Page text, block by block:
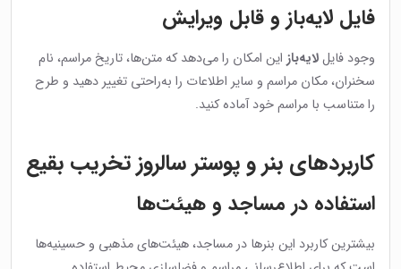
فایل لایه‌باز و قابل ویرایش
وجود فایللایه‌باز این امکان را می‌دهد که متن‌ها، تاریخ مراسم، نام
سخنران، مکان مراسم و سایر اطلاعات را به‌راحتی تغییر دهید و طرح
را متناسب با مراسم خود آماده کنید.
کاربردهای بنر و پوستر سالروز تخریب بقیع
استفاده در مساجد و هیئت‌ها
بیشترین کاربرد این بنرها در مساجد، هیئت‌های مذهبی و حسینیه‌ها